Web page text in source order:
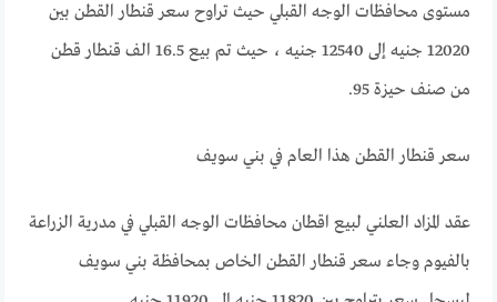
مستوى محافظات الوجه القبلي حيث تراوح سعر قنطار القطن بين
12020 جنيه إلى 12540 جنيه ، حيث تم بيع 16.5 الف قنطار قطن
من صنف حيزة 95.
سعر قنطار القطن هذا العام في بني سويف
عقد المزاد العلني لبيع اقطان محافظات الوجه القبلي في مدرية الزراعة
بالفيوم وجاء سعر قنطار القطن الخاص بمحافظة بني سويف